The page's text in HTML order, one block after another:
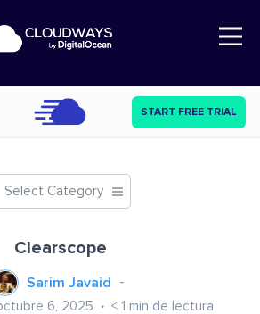
Open Nav
START FREE TRIAL
Select Category
Clearscope
Sarim Javaid
6, 2025 < 1 min de lectura